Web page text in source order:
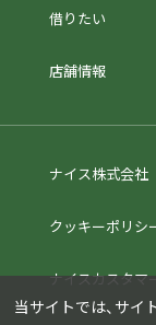
借りたい
店舗情報
ナイス株式会社
クッキーポリシ
ナイスカスタマ
当サイトでは、サイ